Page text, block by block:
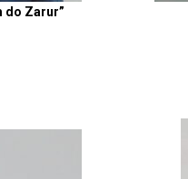
do Zarur”